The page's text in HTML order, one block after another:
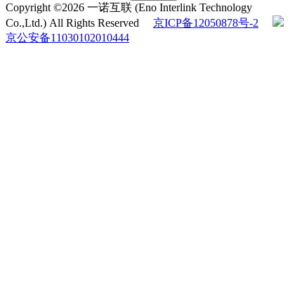
Copyright ©2026 一诺互联 (Eno Interlink Technology
Co.,Ltd.) All Rights Reserved 京ICP备12050878号-2
京公安备11030102010444